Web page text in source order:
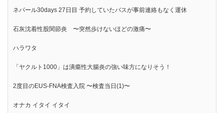
ネパール30days 27日目 予約していたバスが事前連絡もなく運休
石灰沈着性股関節炎 〜突然歩けないほどの激痛〜
ハラワタ
「ヤクルト1000」は潰瘍性大腸炎の強い味方になりそう！
2度目のEUS-FNA検査入院 〜検査当日(1)〜
オナカ イタイ イタイ